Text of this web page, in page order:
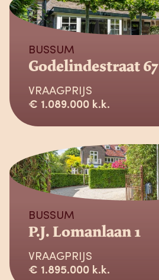
Verkocht
BUSSUM
Godelindestraat 67
VRAAGPRIJS
€ 1.089.000 k.k.
Verkocht
BUSSUM
P.J. Lomanlaan 1
VRAAGPRIJS
€ 1.895.000 k.k.